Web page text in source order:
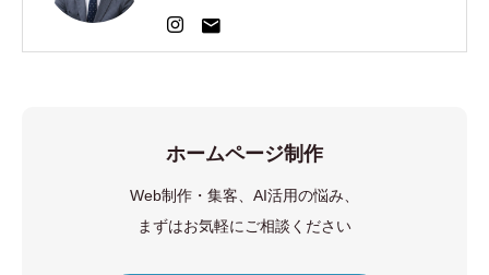
集客・AI開発を経験。2024年、EC制
ホームページ制作
Web制作・集客、AI活用の悩み、
まずはお気軽にご相談ください